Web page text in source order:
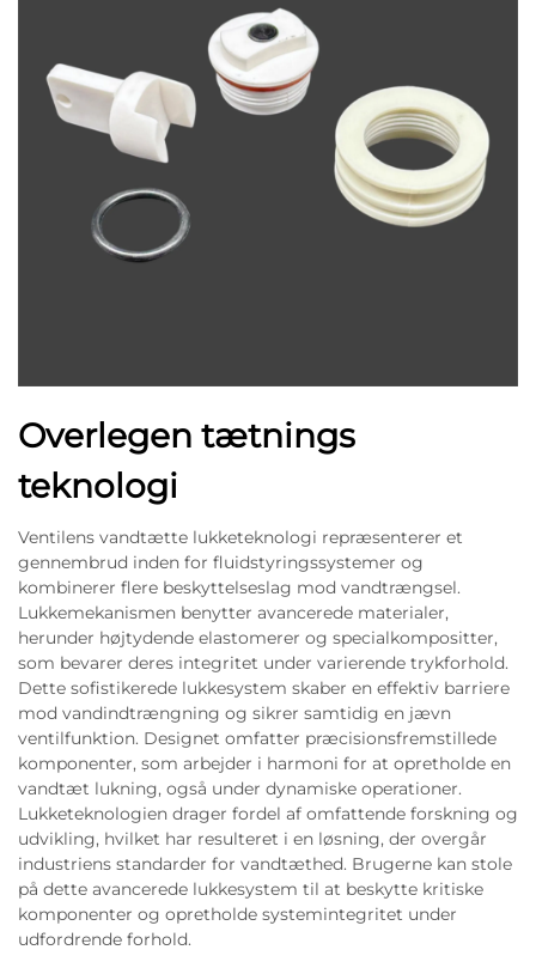
Overlegen tætnings
teknologi
Ventilens vandtætte lukketeknologi repræsenterer et
gennembrud inden for fluidstyringssystemer og
kombinerer flere beskyttelseslag mod vandtrængsel.
Lukkemekanismen benytter avancerede materialer,
herunder højtydende elastomerer og specialkompositter,
som bevarer deres integritet under varierende trykforhold.
Dette sofistikerede lukkesystem skaber en effektiv barriere
mod vandindtrængning og sikrer samtidig en jævn
ventilfunktion. Designet omfatter præcisionsfremstillede
komponenter, som arbejder i harmoni for at opretholde en
vandtæt lukning, også under dynamiske operationer.
Lukketeknologien drager fordel af omfattende forskning og
udvikling, hvilket har resulteret i en løsning, der overgår
industriens standarder for vandtæthed. Brugerne kan stole
på dette avancerede lukkesystem til at beskytte kritiske
komponenter og opretholde systemintegritet under
udfordrende forhold.